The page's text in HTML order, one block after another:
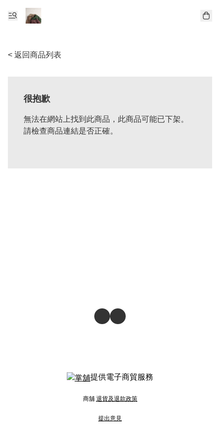
< 返回商品列表
很抱歉
無法在網站上找到此商品，此商品可能已下架。
請檢查商品連結是否正確。
提供電子商貿服務
商舖 退貨及退款政策
提出意見